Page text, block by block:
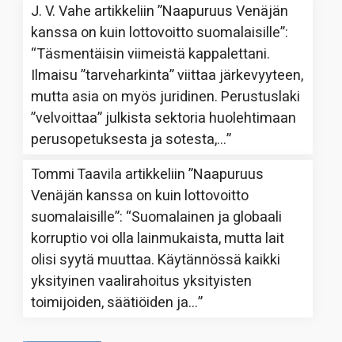
J. V. Vahe artikkeliin”Naapuruus Venäjän
kanssa on kuin lottovoitto suomalaisille”:
“Täsmentäisin viimeistä kappalettani.
Ilmaisu ”tarveharkinta” viittaa järkevyyteen,
mutta asia on myös juridinen. Perustuslaki
”velvoittaa” julkista sektoria huolehtimaan
perusopetuksesta ja sotesta,…”
Tommi Taavila artikkeliin”Naapuruus
Venäjän kanssa on kuin lottovoitto
suomalaisille”: “Suomalainen ja globaali
korruptio voi olla lainmukaista, mutta lait
olisi syytä muuttaa. Käytännössä kaikki
yksityinen vaalirahoitus yksityisten
toimijoiden, säätiöiden ja…”